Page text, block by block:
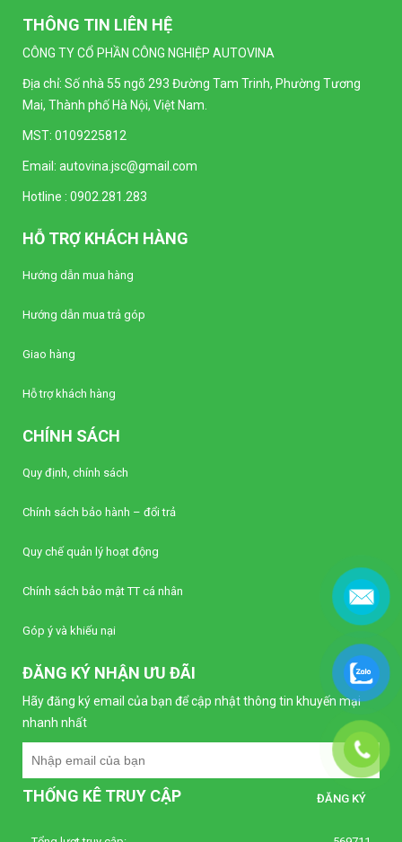
Đồng hồ kim Vôn kế SELEC AM-V-3-L
(96x96mm)
Liên hệ
(96x96mm)
Bộ điều khiển nhiệt độ Autonics TC4Y-N2N
(Loại tiêu chuẩn)
Bộ điều khiển nhiệt độ Autonics TC4S-12R
Bộ định thời Analog – Power Off Delay
Autonics AT8PMN-6
Bộ định thời Analog – Power Off Delay
Autonics AT8PMN
Liên hệ
THÔNG TIN LIÊN HỆ
CÔNG TY CỔ PHẦN CÔNG NGHIỆP AUTOVINA
Địa chỉ: Số nhà 55 ngõ 293 Đường Tam Trinh, Phường Tương
Mai, Thành phố Hà Nội, Việt Nam.
MST: 0109225812
Email: autovina.jsc@gmail.com
Hotline : 0902.281.283
HỖ TRỢ KHÁCH HÀNG
Hướng dẫn mua hàng
Hướng dẫn mua trả góp
Giao hàng
Hỗ trợ khách hàng
CHÍNH SÁCH
Quy định, chính sách
Chính sách bảo hành – đổi trả
Quy chế quản lý hoạt động
Chính sách bảo mật TT cá nhân
Góp ý và khiếu nại
ĐĂNG KÝ NHẬN ƯU ĐÃI
Hãy đăng ký email của bạn để cập nhật thông tin khuyến mại
nhanh nhất
THỐNG KÊ TRUY CẬP